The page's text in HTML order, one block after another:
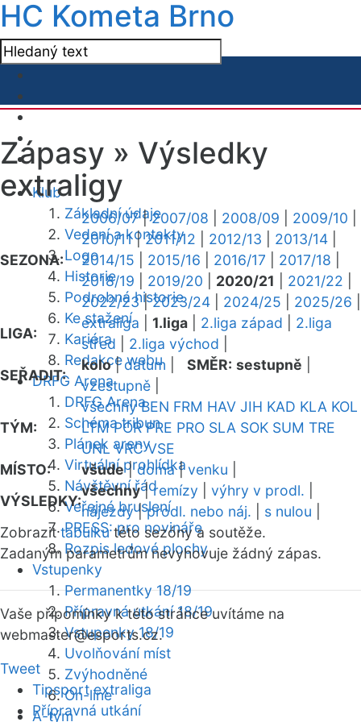
HC Kometa Brno
Klub
Základní údaje
Vedení a kontakty
Logo
Historie
Podrobná historie
Ke stažení
Kariéra
Redakce webu
DRFG Arena
DRFG Arena
Schéma tribun
Plánek areny
Virtuální prohlídka
Návštěvní řád
Veřejné bruslení
PRESS: pro novináře
Rozpis ledové plochy
Vstupenky
Permanentky 18/19
Přípravná utkání 18/19
Vstupenky 18/19
Uvolňování míst
Zvýhodněné
On-line
A-tým
Zápasy » Výsledky
extraligy
SEZONA:
2006/07|2007/08 2008/09 2009/10
2010/11|2011/12 2012/13 2013/14
2014/15
2015/16 2016/17 2017/18
2018/19
2019/20 2020/21 2021/22
2022/23|2023/24 2024/25 2025/26
LIGA:
extraliga 1.liga 2.liga západ
2.liga
střed
2.liga východ
SEŘADIT:
kolo|datum SMĚR: sestupně
vzestupně
TÝM:
všechny BEN FRM HAV JIH KAD KLA KOL
LTM POR PRE PRO SLA SOK SUM TRE
UNL VRC VSE
MÍSTO:
všude|doma|venku
VÝSLEDKY:
všechny|remízy výhry v prodl.
nájezdy|prodl. nebo náj. s nulou
Zobrazittabulkutéto sezóny a soutěže.
Zadaným parametrům nevyhovuje žádný zápas.
Vaše připomínky k této stránce uvítáme na
webmaster@esports.cz.
Tweet
Tipsport extraliga
Přípravná utkání